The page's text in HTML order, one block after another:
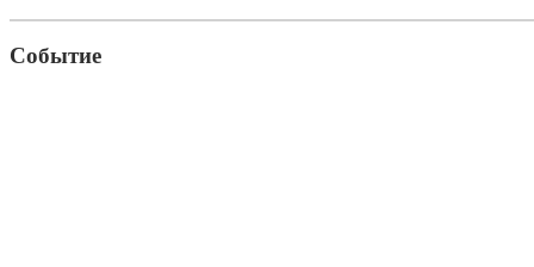
Событие